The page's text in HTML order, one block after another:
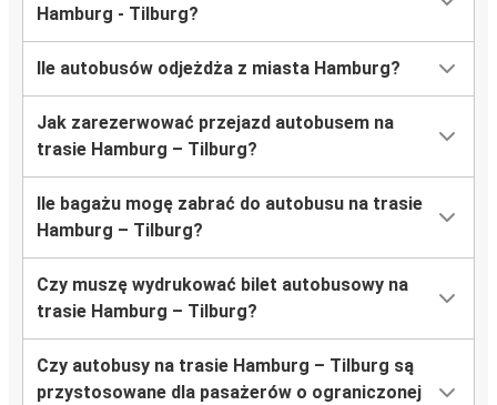
Hamburg - Tilburg?
Ile autobusów odjeżdża z miasta Hamburg?
Jak zarezerwować przejazd autobusem na
trasie Hamburg – Tilburg?
Ile bagażu mogę zabrać do autobusu na trasie
Hamburg – Tilburg?
Czy muszę wydrukować bilet autobusowy na
trasie Hamburg – Tilburg?
Czy autobusy na trasie Hamburg – Tilburg są
przystosowane dla pasażerów o ograniczonej